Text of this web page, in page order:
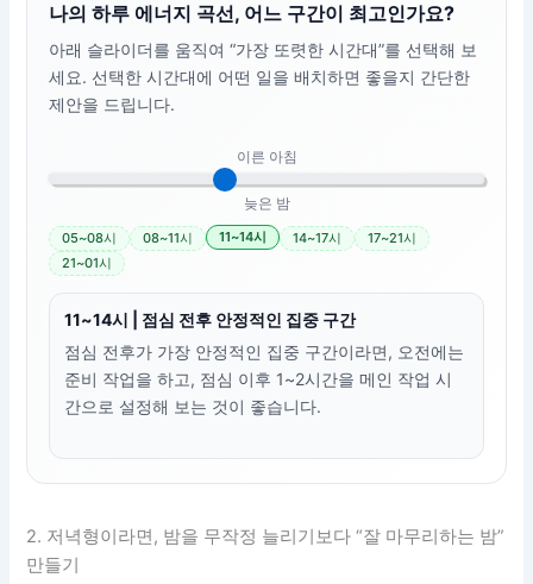
나의 하루 에너지 곡선, 어느 구간이 최고인가요?
아래 슬라이더를 움직여 “가장 또렷한 시간대”를 선택해 보
세요. 선택한 시간대에 어떤 일을 배치하면 좋을지 간단한
제안을 드립니다.
이른 아침
늦은 밤
05~08시 08~11시 11~14시 14~17시
17~21시
21~01시
11~14시 | 점심 전후 안정적인 집중 구간
점심 전후가 가장 안정적인 집중 구간이라면, 오전에는
준비 작업을 하고, 점심 이후 1~2시간을 메인 작업 시
간으로 설정해 보는 것이 좋습니다.
2. 저녁형이라면, 밤을 무작정 늘리기보다 “잘 마무리하는 밤”
만들기